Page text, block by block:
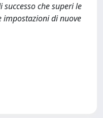
che superi le
di nuove